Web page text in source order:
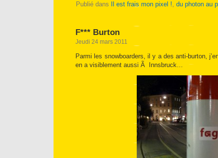
Publié dans Il est frais mon pixel !, du photon au
F*** Burton
Jeudi 24 mars 2011
Parmi les snowboarders, il y a des anti-burton,
en a visiblement aussi Ã Innsbruck…